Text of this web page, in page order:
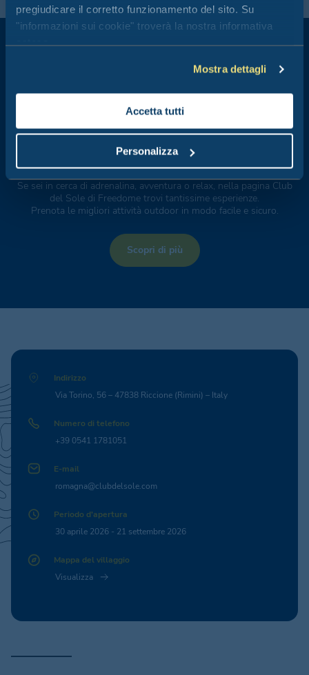
pregiudicare il corretto funzionamento del sito. Su
"informazioni sui cookie" troverà la nostra informativa
estesa.
Mostra dettagli
Accetta tutti
Personalizza
Attività outdoor
Se sei in cerca di adrenalina, avventura o relax, nella pagina Club
del Sole di Freedome trovi tantissime esperienze.
Prenota le migliori attività outdoor in modo facile e sicuro.
Scopri di più
Indirizzo
Via Torino, 56 – 47838 Riccione (Rimini) – Italy
Numero di telefono
+39 0541 1781051
E-mail
romagna@clubdelsole.com
Periodo d'apertura
30 aprile 2026 - 21 settembre 2026
Mappa del villaggio
Visualizza